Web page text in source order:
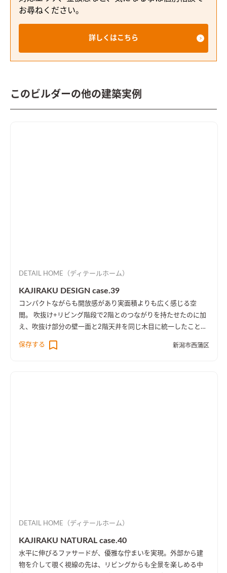
お尋ねください。
詳しくはこちら
このビルダーの他の建築実例
DETAIL HOME（ディテールホーム）
KAJIRAKU DESIGN case.39
コンパクトながらも開放感があり実面積よりも広く感じる空
間。 吹抜け+リビング階段で2階とのつながりを持たせたのに加
え、吹抜け部分の壁一面と2階天井を同じ木目に統一したことに
楽譜を整理する本棚を壁一面に設け、屋外への防音効果も担って
保存する 新潟市西蒲区
DETAIL HOME（ディテールホーム）
KAJIRAKU NATURAL case.40
水平に伸びるファサードが、優雅な佇まいを実現。外部から建
物を介して覗く視線の先は、リビングからも全景を楽しめる中